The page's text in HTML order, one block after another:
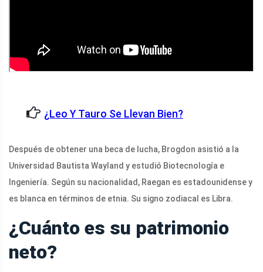
¿Leo Y Tauro Se Llevan Bien?
Después de obtener una beca de lucha, Brogdon asistió a la
Universidad Bautista Wayland y estudió Biotecnología e
Ingeniería. Según su nacionalidad, Raegan es estadounidense y
es blanca en términos de etnia. Su signo zodiacal es Libra.
¿Cuánto es su patrimonio
neto?